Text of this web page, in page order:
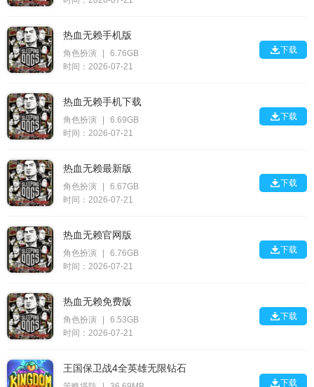
热血无赖手机版
角色扮演
6.76GB
时间：2026-07-21
下载
热血无赖手机下载
角色扮演
6.69GB
时间：2026-07-21
下载
热血无赖最新版
角色扮演
6.67GB
时间：2026-07-21
下载
热血无赖官网版
角色扮演
6.76GB
时间：2026-07-21
下载
热血无赖免费版
角色扮演
6.53GB
时间：2026-07-21
下载
王国保卫战4全英雄无限钻石
下载